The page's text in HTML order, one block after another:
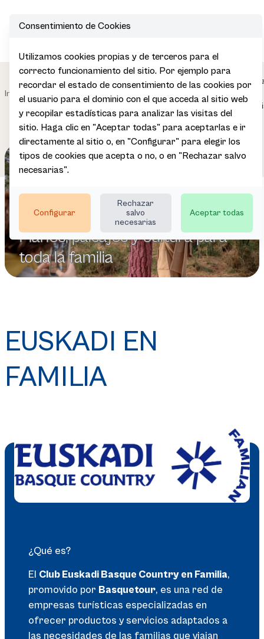
Inicio
Impulsamos
el sector
Desarrollo
de la
Oferta
Turística
Participa en
Redes
en
Planes, paisajes y cultura para
toda la familia
Planes, paisajes y cultura para
toda la familia
Planes, paisajes y cultura para
toda la familia
EUSKADI EN
FAMILIA
¿Qué es?
El Club Euskadi Basque Country en Familia,
promovido por Basquetour, es una red de
empresas turísticas especializadas en
ofrecer productos y servicios adaptados a
las necesidades de las familias que viajan
Consentimiento de Cookies
Utilizamos cookies propias y de terceros para el
correcto funcionamiento del sitio. Por ejemplo para
recordar el estado de consentimiento de las cookies por
el usuario para el dominio con el que acceda al sitio web
y recopilar estadísticas para analizar las visitas del
sitio. Haga clic en "Aceptar todas" para aceptarlas e ir
directamente al sitio o, en "Configurar" para elegir los
tipos de cookies que acepta o no, o en "Rechazar salvo
necesarias".
Configurar
Rechazar
salvo
necesarias
Aceptar todas